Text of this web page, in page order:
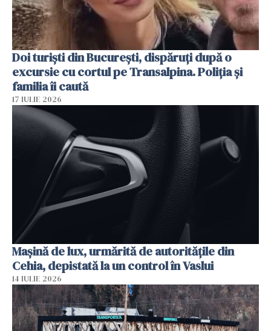
Doi turiști din București, dispăruți după o
excursie cu cortul pe Transalpina. Poliția și
familia îi caută
17 IULIE 2026
Mașină de lux, urmărită de autoritățile din
Cehia, depistată la un control în Vaslui
14 IULIE 2026